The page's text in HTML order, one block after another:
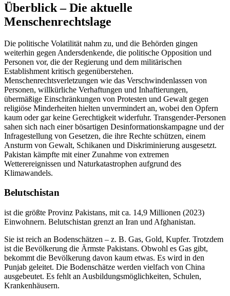
Überblick – Die aktuelle
Menschenrechtslage
Die politische Volatilität nahm zu, und die Behörden gingen
weiterhin gegen Andersdenkende, die politische Opposition und
Personen vor, die der Regierung und dem militärischen
Establishment kritisch gegenüberstehen.
Menschenrechtsverletzungen wie das Verschwindenlassen von
Personen, willkürliche Verhaftungen und Inhaftierungen,
übermäßige Einschränkungen von Protesten und Gewalt gegen
religiöse Minderheiten hielten unvermindert an, wobei den Opfern
kaum oder gar keine Gerechtigkeit widerfuhr. Transgender-Personen
sahen sich nach einer bösartigen Desinformationskampagne und der
Infragestellung von Gesetzen, die ihre Rechte schützen, einem
Ansturm von Gewalt, Schikanen und Diskriminierung ausgesetzt.
Pakistan kämpfte mit einer Zunahme von extremen
Wetterereignissen und Naturkatastrophen aufgrund des
Klimawandels.
Belutschistan
ist die größte Provinz Pakistans, mit ca. 14,9 Millionen (2023)
Einwohnern. Belutschistan grenzt an Iran und Afghanistan.
Sie ist reich an Bodenschätzen – z. B. Gas, Gold, Kupfer. Trotzdem
ist die Bevölkerung die Ärmste Pakistans. Obwohl es Gas gibt,
bekommt die Bevölkerung davon kaum etwas. Es wird in den
Punjab geleitet. Die Bodenschätze werden vielfach von China
ausgebeutet. Es fehlt an Ausbildungsmöglichkeiten, Schulen,
Krankenhäusern.